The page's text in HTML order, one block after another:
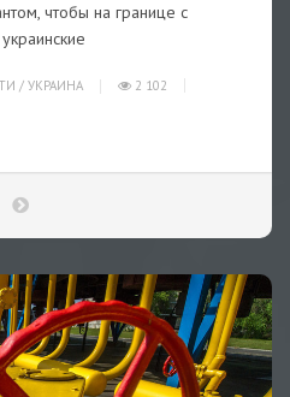
чтобы на границе с
/ УКРАИНА
2 102